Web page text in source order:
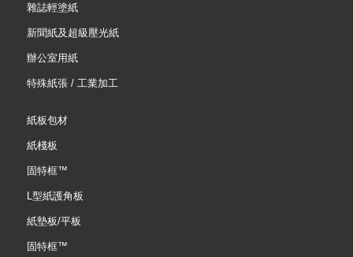
雜誌輕塗紙
新聞紙及超級壓光紙
辦公室用紙
特殊紙張 / 工業加工
紙板包材
紙棧板
固特框™
L型紙護角板
紙墊板/平板
固特框™